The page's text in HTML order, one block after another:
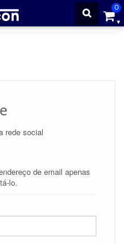
0
rede social
de email apenas
lo.